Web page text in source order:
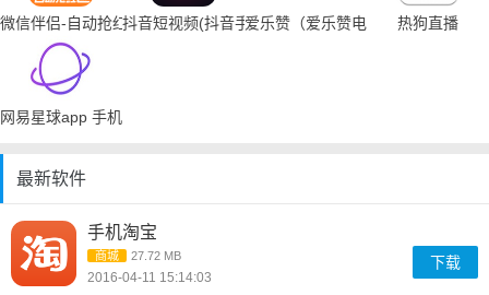
微信伴侣-自动抢红包抖音短视频(抖音手机下载)爱乐赞（爱乐赞电脑手机下载）
热狗直播
网易星球app 手机下载
最新软件
手机淘宝
商城 27.72 MB
2016-04-11 15:14:03
下载